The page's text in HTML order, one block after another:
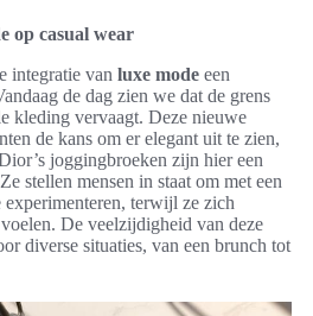
op casual wear
integratie van luxe mode een
de dag zien we dat de grens
kleding vervaagt. Deze nieuwe
de kans om er elegant uit te zien,
joggingbroeken zijn hier een
stellen mensen in staat om met een
terwijl ze zich
voelen. De veelzijdigheid van deze
diverse situaties, van een brunch tot